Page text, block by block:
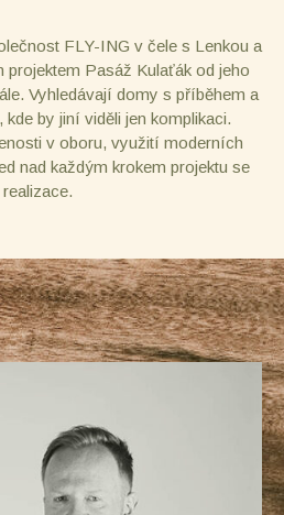
FLY-ING v čele s Lenkou a
Pasáž Kulaťák od jeho
Vyhledávají domy s příběhem a
by jiní viděli jen komplikaci.
v oboru, využití moderních
nad každým krokem projektu se